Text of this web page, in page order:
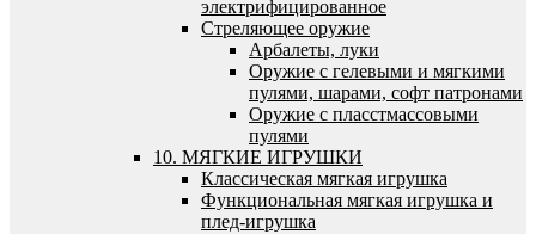
электрифицированное
Стреляющее оружие
Арбалеты, луки
Оружие с гелевыми и мягкими
пулями, шарами, софт патронами
Оружие с пласстмассовыми
пулями
10. МЯГКИЕ ИГРУШКИ
Классическая мягкая игрушка
Функциональная мягкая игрушка и
плед-игрушка